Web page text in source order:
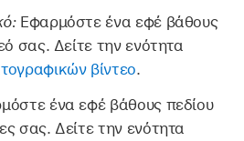
Εφαρμόστε ένα εφέ βάθους
σας. Δείτε την ενότητα
βίντεο.
ένα εφέ βάθους πεδίου
σας. Δείτε την ενότητα